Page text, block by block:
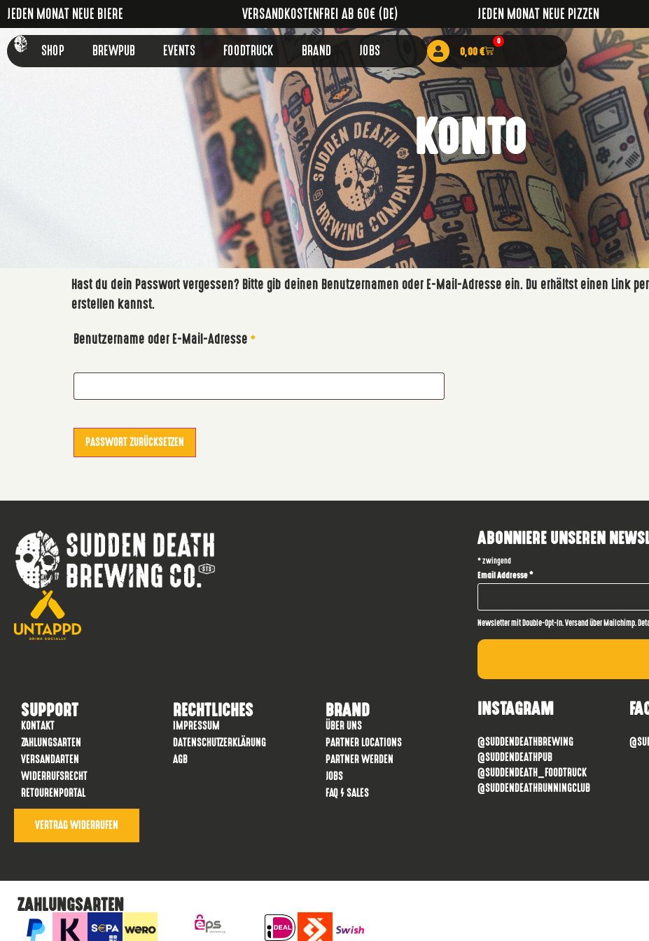
JEDEN MONAT NEUE BIERE VERSANDKOSTENFREI AB 60€ (DE) JEDEN MONAT NEUE PIZZEN
SHOP BREWPUB EVENTS FOODTRUCK BRAND JOBS 0,00€
0
KONTO
Hast du dein Passwort vergessen? Bitte gib deinen Benutzernamen oder E-Mail-Adresse ein. Du erhältst einen Link
erstellen kannst.
Benutzername oder E-Mail-Adresse *
PASSWORT ZURÜCKSETZEN
ABONNIERE UNSEREN
*zwingend
Email Addresse*
Newsletter mit Double-Opt-In. Versand über Mailchimp.
SUPPORT
KONTAKT
ZAHLUNGSARTEN
VERSANDARTEN
WIDERRUFSRECHT
RETOURENPORTAL
RECHTLICHES
IMPRESSUM
DATENSCHUTZERKLÄRUNG
AGB
BRAND
ÜBER UNS
PARTNER LOCATIONS
PARTNER WERDEN
JOBS
FAQ / SALES
INSTAGRAM
@SUDDENDEATHBREWING
@SUDDENDEATHPUB
@SUDDENDEATH_FOODTRUCK
@SUDDENDEATHRUNNINGCLUB
VERTRAG WIDERRUFEN
ZAHLUNGSARTEN